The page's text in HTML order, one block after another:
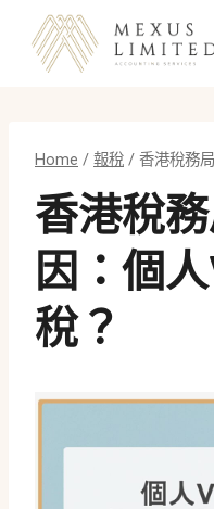
content
Home / 報稅 / 香港稅務
香港稅
因：個
稅？